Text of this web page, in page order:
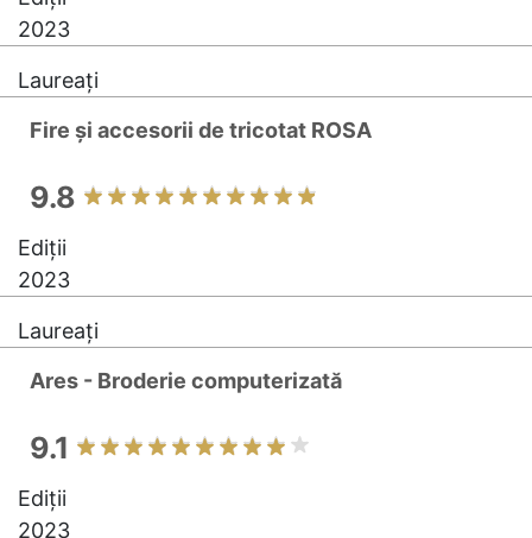
2023
Laureați
Fire și accesorii de tricotat ROSA
9.8
Ediții
2023
Laureați
Ares - Broderie computerizată
9.1
Ediții
2023